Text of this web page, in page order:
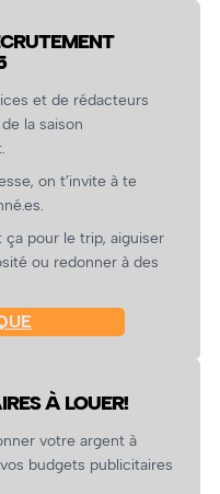
et de rédacteurs
la saison
on t’invite à te
ça pour le trip, aiguiser
ou redonner à des
À LOUER!
votre argent à
budgets publicitaires